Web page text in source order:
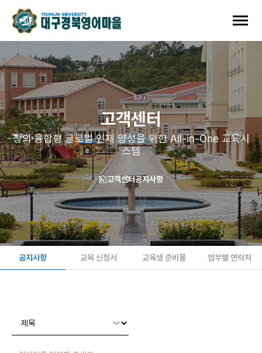
고객센터
창의·융합형 글로벌 인재 양성을 위한 All-in-One 교육시
스템
고객센터공지사항
공지사항 교육 신청서 교육생 준비물 업무별 연락처